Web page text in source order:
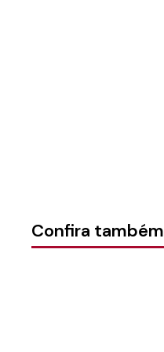
Confira também